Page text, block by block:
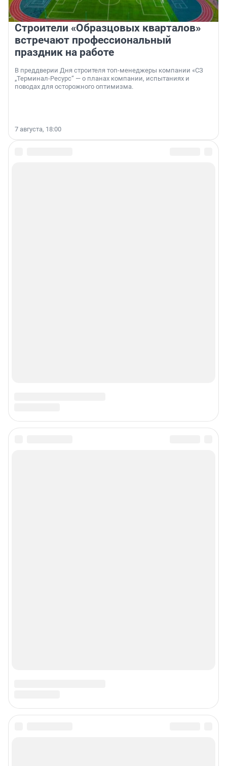
Строители «Образцовых кварталов»
встречают профессиональный
праздник на работе
В преддверии Дня строителя топ-менеджеры компании «СЗ
„Терминал-Ресурс“ — о планах компании, испытаниях и
поводах для осторожного оптимизма.
7 августа, 18:00